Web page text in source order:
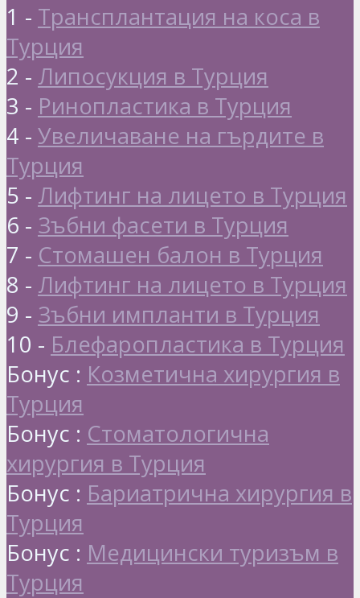
1 - Трансплантация на коса в
Турция
2 - Липосукция в Турция
3 - Ринопластика в Турция
4 - Увеличаване на гърдите в
Турция
5 - Лифтинг на лицето в Турция
6 - Зъбни фасети в Турция
7 - Стомашен балон в Турция
8 - Лифтинг на лицето в Турция
9 - Зъбни импланти в Турция
10 - Блефаропластика в Турция
Бонус : Козметична хирургия в
Турция
Бонус : Стоматологична
хирургия в Турция
Бонус : Бариатрична хирургия в
Турция
Бонус : Медицински туризъм в
Турция